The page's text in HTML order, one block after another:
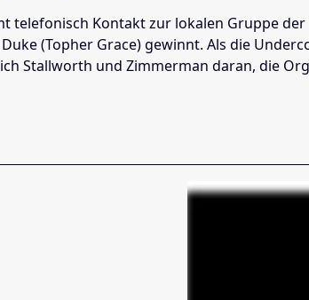
Kontakt zur lokalen Gruppe
(Topher Grace) gewinnt. Als die
Stallworth und Zimmerman daran, die